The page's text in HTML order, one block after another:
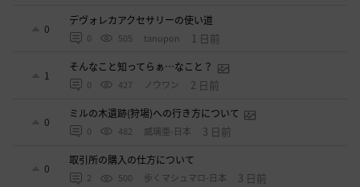
0
デヴォレカアクセサリーの使い道
0 505 tanupon 1 日前
1
そんなこと知ってらぁ…なこと？
0 427 ノウワン 2 日前
0
ミルの木遺跡(狩場)への行き方について
0 482 威璃亜-日本 3 日前
0
取引所の購入の仕方について
2 500 歩くマシュマロ-日本 3 日前